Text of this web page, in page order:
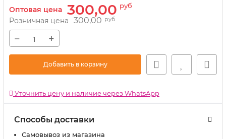
Оптовая цена 300,00 руб
Розничная цена 300,00 руб
− +
Добавить в корзину
Уточнить цену и наличие через WhatsApp
Способы доставки
Самовывоз из магазина